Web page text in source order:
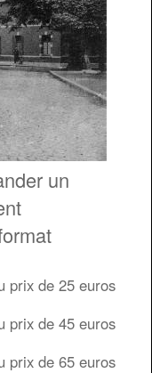
un
prix de 25 euros
prix de 45 euros
prix de 65 euros